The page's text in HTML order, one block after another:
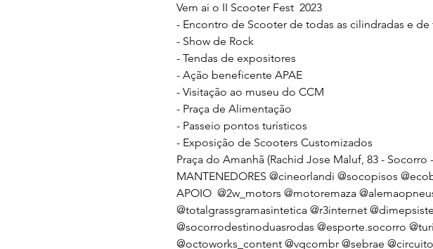
Vem ai o II Scooter Fest  2023
- Encontro de Scooter de todas as cilindradas e de
- Show de Rock
- Tendas de expositores
- Ação beneficente APAE
- Visitação ao museu do CCM
- Praça de Alimentação
- Passeio pontos turísticos
- Exposição de Scooters Customizados
Praça do Amanhã (Rachid Jose Maluf, 83 - Socorro
MANTENEDORES @cineorlandi @socopisos
APOIO @2w_motors @motoremaza
@totalgrassgramasintetica @r3internet
@socorrodestinoduasrodas @esporte.socorro
@octoworks_content @vgcombr @sebrae